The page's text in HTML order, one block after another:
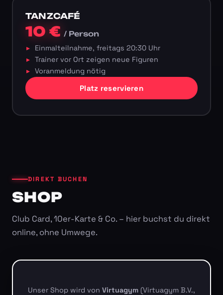
TANZCAFÉ
10 €/ Person
Einmalteilnahme, freitags 20:30 Uhr
Trainer vor Ort zeigen neue Figuren
Voranmeldung nötig
Platz reservieren
DIREKT BUCHEN
SHOP
Club Card, 10er-Karte & Co. – hier buchst du direkt
online, ohne Umwege.
Unser Shop wird von Virtuagym (Virtuagym B.V.,